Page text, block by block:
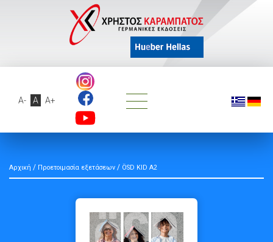
A- A A+
Αρχική / Προετοιμασία εξετάσεων / ÖSD KID A2